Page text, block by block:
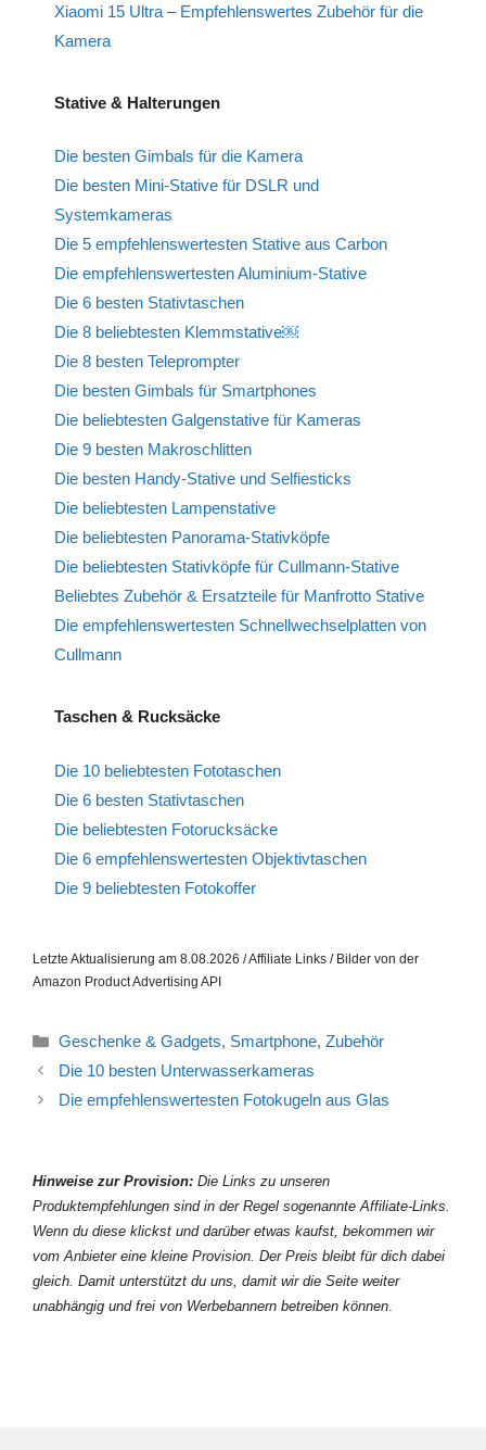
Xiaomi 15 Ultra – Empfehlenswertes Zubehör für die
Kamera
Stative & Halterungen
Die besten Gimbals für die Kamera
Die besten Mini-Stative für DSLR und
Systemkameras
Die 5 empfehlenswertesten Stative aus Carbon
Die empfehlenswertesten Aluminium-Stative
Die 6 besten Stativtaschen
Die 8 beliebtesten Klemmstative￼
Die 8 besten Teleprompter
Die besten Gimbals für Smartphones
Die beliebtesten Galgenstative für Kameras
Die 9 besten Makroschlitten
Die besten Handy-Stative und Selfiesticks
Die beliebtesten Lampenstative
Die beliebtesten Panorama-Stativköpfe
Die beliebtesten Stativköpfe für Cullmann-Stative
Beliebtes Zubehör & Ersatzteile für Manfrotto Stative
Die empfehlenswertesten Schnellwechselplatten von
Cullmann
Taschen & Rucksäcke
Die 10 beliebtesten Fototaschen
Die 6 besten Stativtaschen
Die beliebtesten Fotorucksäcke
Die 6 empfehlenswertesten Objektivtaschen
Die 9 beliebtesten Fotokoffer
Letzte Aktualisierung am 8.08.2026 / Affiliate Links / Bilder von der
Amazon Product Advertising API
Kategorien
Geschenke & Gadgets, Smartphone, Zubehör
Die 10 besten Unterwasserkameras
Die empfehlenswertesten Fotokugeln aus Glas
Hinweise zur Provision: Die Links zu unseren
Produktempfehlungen sind in der Regel sogenannte Affiliate-Links.
Wenn du diese klickst und darüber etwas kaufst, bekommen wir
vom Anbieter eine kleine Provision. Der Preis bleibt für dich dabei
gleich. Damit unterstützt du uns, damit wir die Seite weiter
unabhängig und frei von Werbebannern betreiben können.